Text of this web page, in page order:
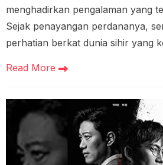
menghadirkan pengalaman yang
Sejak penayangan perdananya,
perhatian berkat dunia sihir yang
Read More